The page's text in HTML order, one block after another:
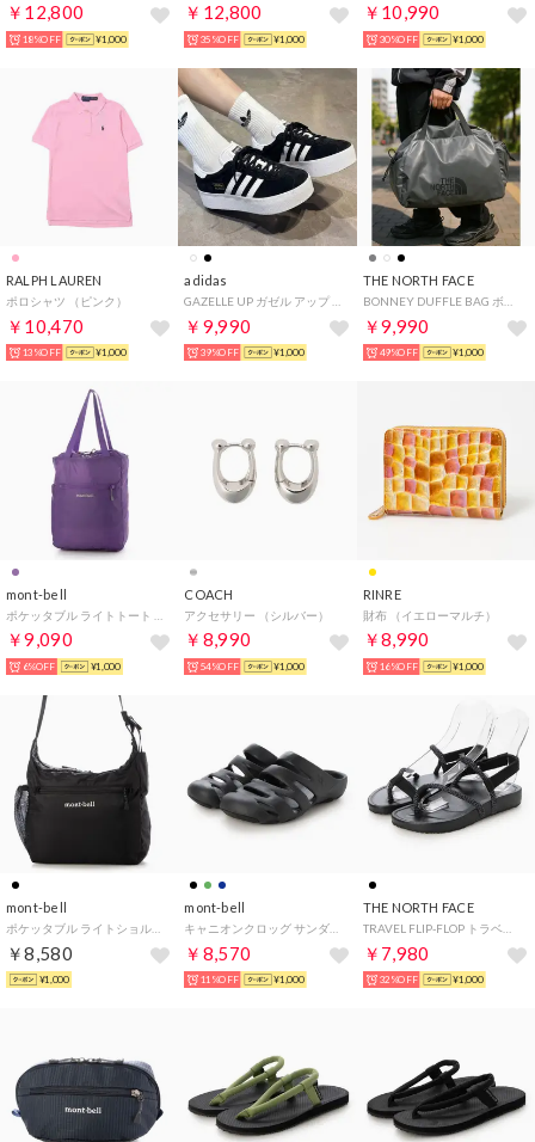
￥12,800
18%OFF ¥1,000
￥12,800
35%OFF ¥1,000
￥10,990
30%OFF ¥1,000
RALPH LAUREN
ポロシャツ （ピンク）
￥10,470
13%OFF ¥1,000
adidas
￥9,990
39%OFF ¥1,000
THE NORTH FACE
￥9,990
49%OFF ¥1,000
mont-bell
￥9,090
6%OFF ¥1,000
COACH
アクセサリー （シルバー）
￥8,990
54%OFF ¥1,000
RINRE
財布 （イエローマルチ）
￥8,990
16%OFF ¥1,000
mont-bell
￥8,580
¥1,000
mont-bell
￥8,570
11%OFF ¥1,000
THE NORTH FACE
TRAVEL FLIP-FLOP トラベル フリップ フロップ サンダル 靴 （ブラック）
￥7,980
32%OFF ¥1,000